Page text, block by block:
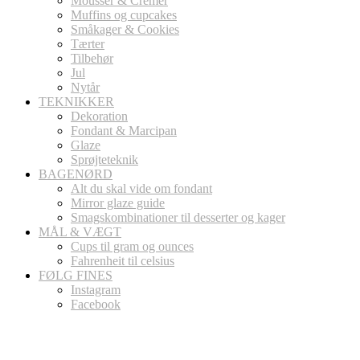
Muffins og cupcakes
Småkager & Cookies
Tærter
Tilbehør
Jul
Nytår
TEKNIKKER
Dekoration
Fondant & Marcipan
Glaze
Sprøjteteknik
BAGENØRD
Alt du skal vide om fondant
Mirror glaze guide
Smagskombinationer til desserter og kager
MÅL & VÆGT
Cups til gram og ounces
Fahrenheit til celsius
FØLG FINES
Instagram
Facebook